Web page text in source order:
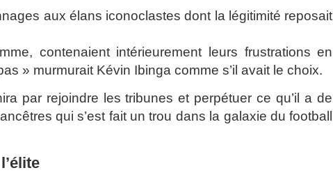
aux élans iconoclastes dont la légitimité reposait
contenaient intérieurement leurs frustrations en
» murmurait Kévin Ibinga comme s’il avait le choix.
par rejoindre les tribunes et perpétuer ce qu’il a de
qui s’est fait un trou dans la galaxie du football